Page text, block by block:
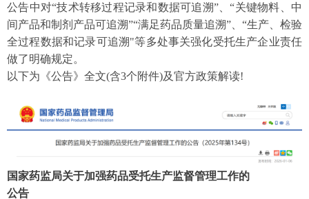
公告中对“技术转移过程记录和数据可追溯”、“关键物料、中
间产品和制剂产品可追溯”“满足药品质量追溯”、“生产、检验
全过程数据和记录可追溯"等多处事关强化受托生产企业责任
做了明确规定。
以下为《公告》全文(含3个附件)及官方政策解读!
国家药监局关于加强药品受托生产监督管理工作的
公告